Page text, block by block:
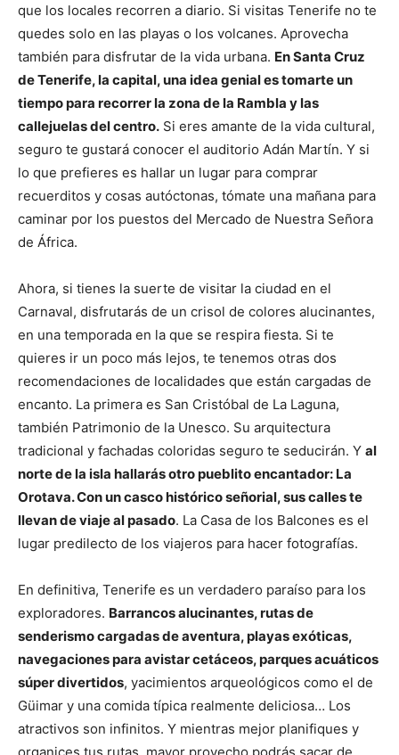
que los locales recorren a diario. Si visitas Tenerife no te
quedes solo en las playas o los volcanes. Aprovecha
también para disfrutar de la vida urbana. En Santa Cruz
de Tenerife, la capital, una idea genial es tomarte un
tiempo para recorrer la zona de la Rambla y las
callejuelas del centro. Si eres amante de la vida cultural,
seguro te gustará conocer el auditorio Adán Martín. Y si
lo que prefieres es hallar un lugar para comprar
recuerditos y cosas autóctonas, tómate una mañana para
caminar por los puestos del Mercado de Nuestra Señora
de África.
Ahora, si tienes la suerte de visitar la ciudad en el
Carnaval, disfrutarás de un crisol de colores alucinantes,
en una temporada en la que se respira fiesta. Si te
quieres ir un poco más lejos, te tenemos otras dos
recomendaciones de localidades que están cargadas de
encanto. La primera es San Cristóbal de La Laguna,
también Patrimonio de la Unesco. Su arquitectura
tradicional y fachadas coloridas seguro te seducirán. Y al
norte de la isla hallarás otro pueblito encantador: La
Orotava. Con un casco histórico señorial, sus calles te
llevan de viaje al pasado. La Casa de los Balcones es el
lugar predilecto de los viajeros para hacer fotografías.
En definitiva, Tenerife es un verdadero paraíso para los
exploradores. Barrancos alucinantes, rutas de
senderismo cargadas de aventura, playas exóticas,
navegaciones para avistar cetáceos, parques acuáticos
súper divertidos, yacimientos arqueológicos como el de
Güimar y una comida típica realmente deliciosa… Los
atractivos son infinitos. Y mientras mejor planifiques y